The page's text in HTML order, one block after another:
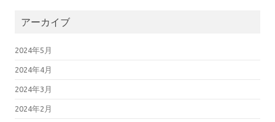
アーカイブ
2024年5月
2024年4月
2024年3月
2024年2月